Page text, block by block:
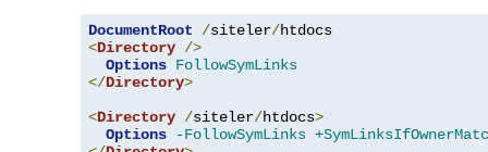
DocumentRoot /siteler/
<Directory />
Options FollowSymLinks
</Directory>
<Directory /siteler/htdocs>
Options
-FollowSymLinks